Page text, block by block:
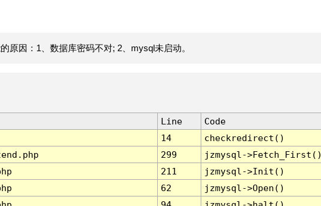
原因：1、数据库密码不对; 2、mysql未启动。
Line
Code
14
checkredirect()
299
jzmysql-
211
jzmysql->Init()
62
jzmysql->Open()